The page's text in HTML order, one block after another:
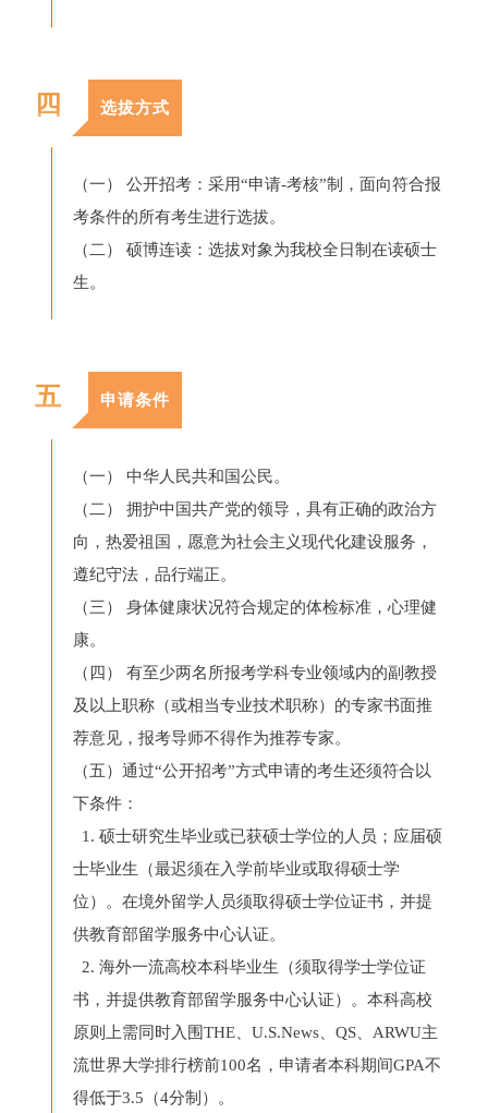
四 选拔方式
（一） 公开招考：采用“申请-考核”制，面向符合报
考条件的所有考生进行选拔。
（二） 硕博连读：选拔对象为我校全日制在读硕士
生。
五 申请条件
（一） 中华人民共和国公民。
（二） 拥护中国共产党的领导，具有正确的政治方
向，热爱祖国，愿意为社会主义现代化建设服务，
遵纪守法，品行端正。
（三） 身体健康状况符合规定的体检标准，心理健
康。
（四） 有至少两名所报考学科专业领域内的副教授
及以上职称（或相当专业技术职称）的专家书面推
荐意见，报考导师不得作为推荐专家。
（五）通过“公开招考”方式申请的考生还须符合以
下条件：
1. 硕士研究生毕业或已获硕士学位的人员；应届硕
士毕业生（最迟须在入学前毕业或取得硕士学
位）。在境外留学人员须取得硕士学位证书，并提
供教育部留学服务中心认证。
2. 海外一流高校本科毕业生（须取得学士学位证
书，并提供教育部留学服务中心认证）。本科高校
原则上需同时入围THE、U.S.News、QS、ARWU主
流世界大学排行榜前100名，申请者本科期间GPA不
得低于3.5（4分制）。